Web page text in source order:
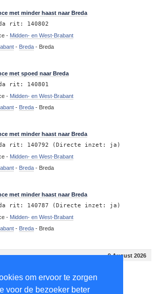
om ervoor te zorgen
voor de bezoeker beter
met minder haast naar Breda
rit: 140802
- Midden- en West-Brabant
- Breda- Breda
met spoed naar Breda
rit: 140801
- Midden- en West-Brabant
- Breda- Breda
met minder haast naar Breda
rit: 140792 (Directe inzet: ja)
- Midden- en West-Brabant
- Breda- Breda
met minder haast naar Breda
rit: 140787 (Directe inzet: ja)
- Midden- en West-Brabant
- Breda- Breda
9 August 2026
met minder haast naar Breda
rit: 140763 (Directe inzet: ja)